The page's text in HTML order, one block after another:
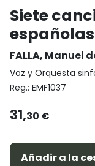
Siete
españolas
FALLA, Manuel
Voz y Orquesta
Reg.: EMF1037
31,30 €
Añadir a la